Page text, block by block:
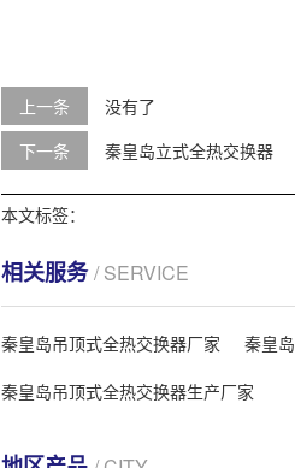
上一条
没有了
下一条
秦皇岛立式全热交换器
本文标签：
相关服务/ SERVICE
秦皇岛吊顶式全热交换器厂家 秦皇
秦皇岛吊顶式全热交换器生产厂家